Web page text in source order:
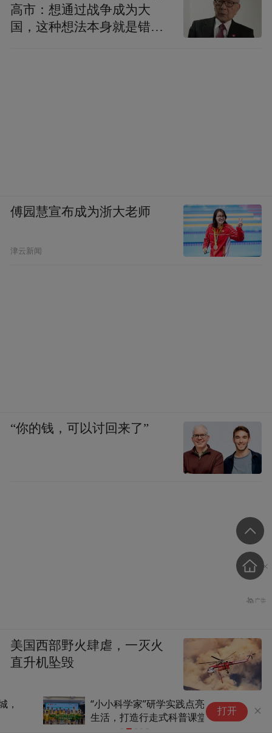
“小小科学家”研学实践点亮假期
生活，打造行走式科普课堂
近四十个Ⅰ
步入“收获季
打开
高市：想通过战争成为大
国，这种想法本身就是错误
傅园慧宣布成为浙大老师
津云新闻
“你的钱，可以讨回来了”
美国西部野火肆虐，一灭火
直升机坠毁